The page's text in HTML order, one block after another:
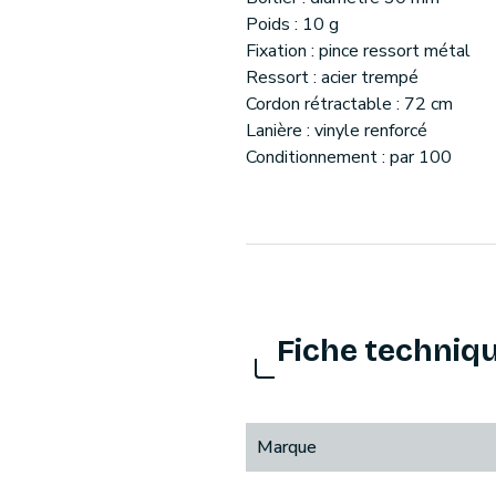
Poids : 10 g
Fixation : pince ressort métal
Ressort : acier trempé
Cordon rétractable : 72 cm
Lanière : vinyle renforcé
Conditionnement : par 100
Fiche
Marque